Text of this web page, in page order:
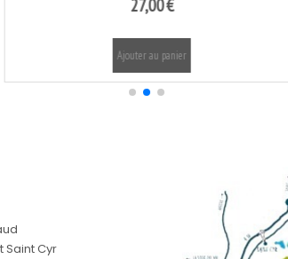
Saint Cyr